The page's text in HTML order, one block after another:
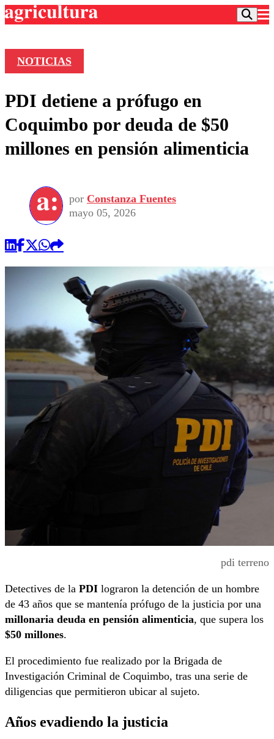
Frecuencias
Agricultura TV
Deportes
Colo Colo
Seleccion Chilena
Torneo Internacional
Universidad de Chile
Entretención
Economía
Internacional
Sustentabilidad
Publicaciones en medios
Opinión
NOTICIAS
PDI detiene a prófugo en
Coquimbo por deuda de $50
millones en pensión alimenticia
por Constanza Fuentes
mayo 05, 2026
pdi terreno
Detectives de la PDI lograron la detención de un hombre
de 43 años que se mantenía prófugo de la justicia por una
millonaria deuda en pensión alimenticia, que supera los
$50 millones.
El procedimiento fue realizado por la Brigada de
Investigación Criminal de Coquimbo, tras una serie de
diligencias que permitieron ubicar al sujeto.
Años evadiendo la justicia